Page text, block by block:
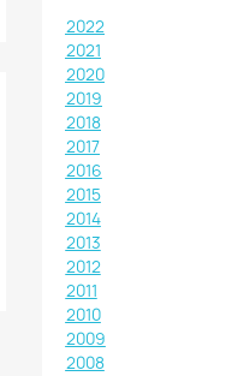
2022
2021
2020
2019
2018
2017
2016
2015
2014
2013
2012
2011
2010
2009
2008